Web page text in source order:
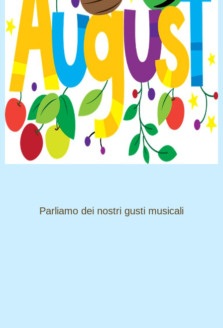
​​​​​​​Parliamo dei nostri gusti musicali